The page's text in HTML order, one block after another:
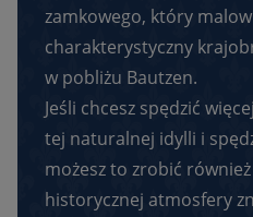
zamkowego, który
charakterystyczny
w pobliżu Bautzen.
Jeśli chcesz spędzić
tej naturalnej idylli i
możesz to zrobić
historycznej atmosfery